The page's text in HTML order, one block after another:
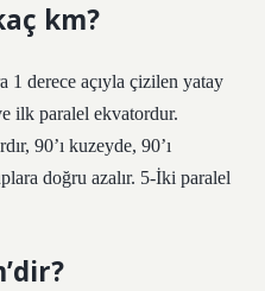
km?
derece açıyla çizilen yatay
ilk paralel ekvatordur.
90’ı kuzeyde, 90’ı
doğru azalır. 5-İki paralel